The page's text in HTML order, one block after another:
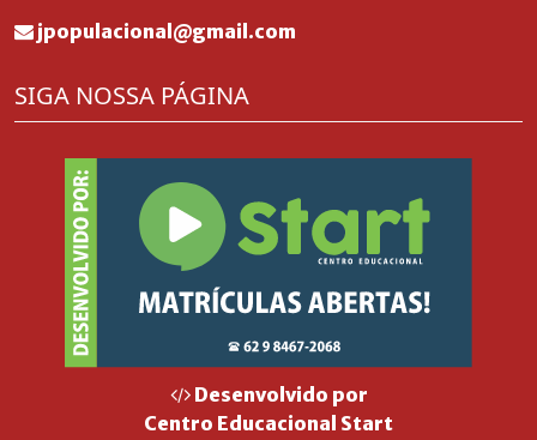
jpopulacional@gmail.com
SIGA NOSSA PÁGINA
Desenvolvido por
Centro Educacional Start